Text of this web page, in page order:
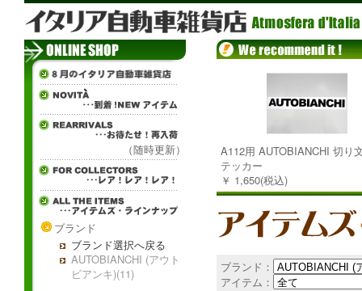
（随時更新）
ブランド
ブランド選択へ戻る
AUTOBIANCHI (アウト
ビアンキ)(11)
A112用 AUTOBIANCHI 切り
テッカー
￥ 1,650(税込)
ブランド：
アイテム：